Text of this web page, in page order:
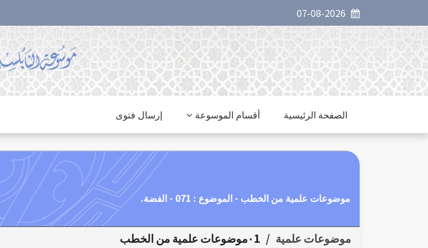
الصفحة الرئيسية أقسام الموسوعة إرسال فتوى
موضوعات علمية من الخطب - الموضوع : 071 - الفضة.
موضوعات علمية / ٠1موضوعات علمية من الخطب